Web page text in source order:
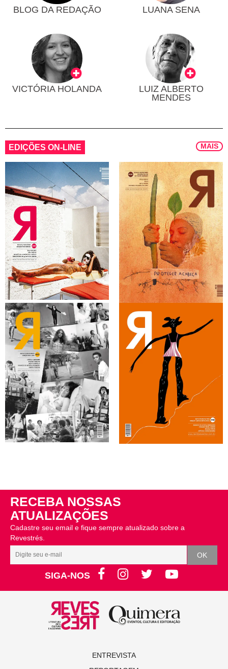
BLOG DA REDAÇÃO LUANA SENA
VICTÓRIA HOLANDA
LUIZ ALBERTO
MENDES
EDIÇÕES ON-LINE MAIS
RECEBA NOSSAS
ATUALIZAÇÕES
Cadastre seu email e fique sempre atualizado sobre a
Revestrés.
SIGA-NOS
ENTREVISTA